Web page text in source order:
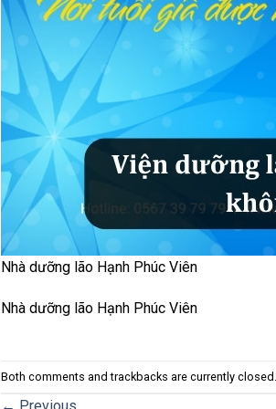
Nhà dưỡng lão Hạnh Phúc Viên
Nhà dưỡng lão Hạnh Phúc Viên
Both comments and trackbacks are currently closed.